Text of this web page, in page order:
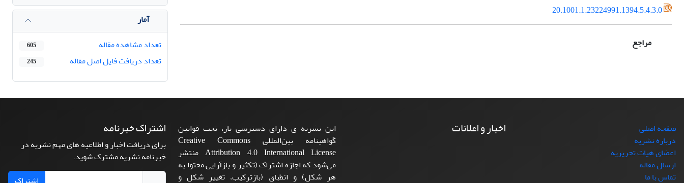
20.1001.1.23224991.1394.5.4.3.0
مراجع
آمار
تعداد مشاهده مقاله
605
تعداد دریافت فایل اصل مقاله 245
صفحه اصلی
درباره نشریه
اعضای هیات تحریریه
ارسال مقاله
تماس با ما
اخبار و اعلانات
این نشریه ی دارای دسترسی باز، تحت قوانین
گواهینامه بین‌المللی Creative Commons
Attribution 4.0 International License منتشر
می‌شود که اجازه اشتراک (تکثیر و بازآرایی محتوا به
هر شکل) و انطباق (بازترکیب، تغییر شکل و
اشتراک خبرنامه
برای دریافت اخبار و اطلاعیه های مهم نشریه در
خبرنامه نشریه مشترک شوید.